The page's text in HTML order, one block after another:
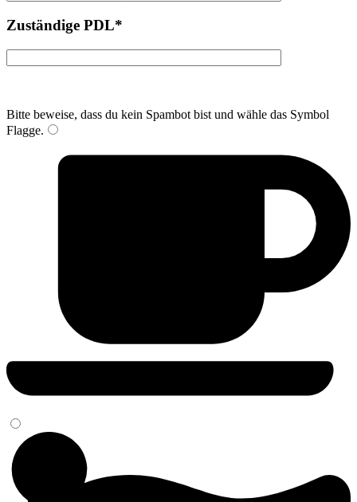
Zuständige PDL*
Bitte beweise, dass du kein Spambot bist und wähle das Symbol
Flagge.